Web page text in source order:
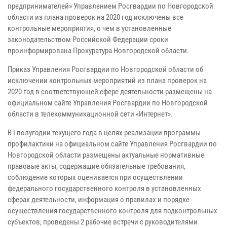
предпринимателей» Управлением Росгвардии по Новгородской
области из плана проверок на 2020 год исключены все
контрольные мероприятия, о чем в установленные
законодательством Российской Федерации сроки
проинформирована Прокуратура Новгородской области.
Приказ Управления Росгвардии по Новгородской области об
исключении контрольных мероприятий из плана проверок на
2020 год в соответствующей сфере деятельности размещены на
официальном сайте Управления Росгвардии по Новгородской
области в телекоммуникационной сети «Интернет».
В I полугодии текущего года в целях реализации программы
профилактики на официальном сайте Управления Росгвардии по
Новгородской области размещены актуальные нормативные
правовые акты, содержащие обязательные требования,
соблюдение которых оценивается при осуществлении
федерального государственного контроля в установленных
сферах деятельности, информация о правилах и порядке
осуществления государственного контроля для подконтрольных
субъектов; проведены 2 рабочие встречи с руководителями